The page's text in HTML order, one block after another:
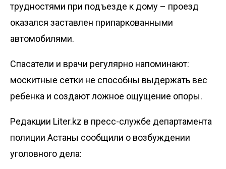
трудностями при подъезде к дому – проезд
оказался заставлен припаркованными
автомобилями.
Спасатели и врачи регулярно напоминают:
москитные сетки не способны выдержать вес
ребенка и создают ложное ощущение опоры.
Редакции Liter.kz в пресс-службе департамента
полиции Астаны сообщили о возбуждении
уголовного дела: